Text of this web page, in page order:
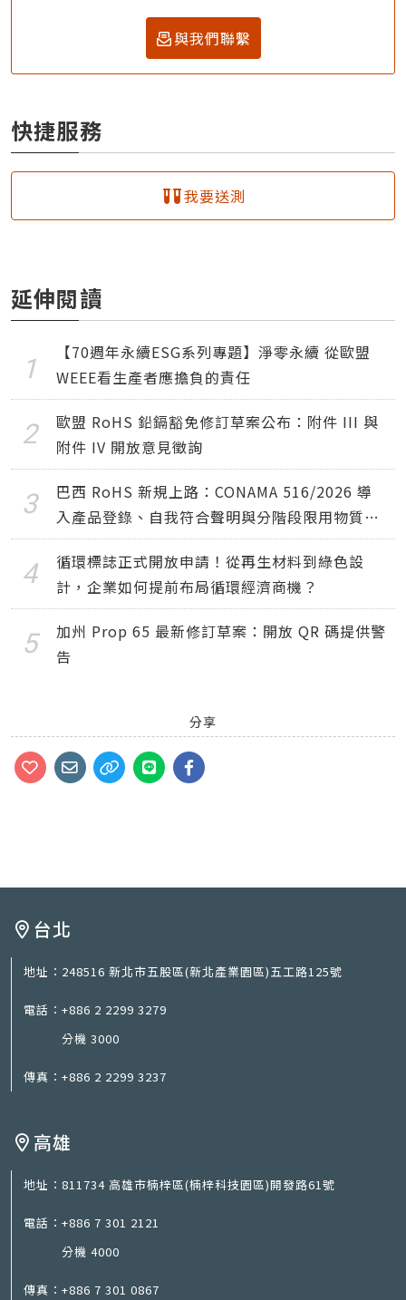
與我們聯繫
快捷服務
我要送測
延伸閱讀
【70週年永續ESG系列專題】淨零永續 從歐盟
WEEE看生產者應擔負的責任
歐盟 RoHS 鉛鎘豁免修訂草案公布：附件 III 與
附件 IV 開放意見徵詢
巴西 RoHS 新規上路：CONAMA 516/2026 導
入產品登錄、自我符合聲明與分階段限用物質要
求
循環標誌正式開放申請！從再生材料到綠色設
計，企業如何提前布局循環經濟商機？
加州 Prop 65 最新修訂草案：開放 QR 碼提供警
告
分享
台北
地址： 248516 新北市五股區(新北產業園區)五工路125號
電話： +886 2 2299 3279
分機 3000
傳真： +886 2 2299 3237
高雄
地址： 811734 高雄市楠梓區(楠梓科技園區)開發路61號
電話： +886 7 301 2121
分機 4000
傳真： +886 7 301 0867